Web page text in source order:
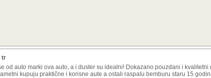
tr
od auto marki ova auto, a i duster su idealni! Dokazano pouzdani i kvalitetni
kupuju praktične i korisne aute a ostali raspalu bemburu staru 15